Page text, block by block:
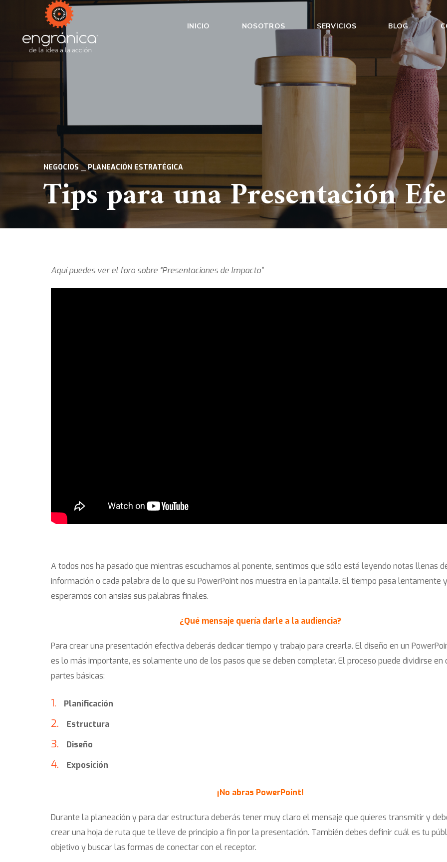
INICIO NOSOTROS SERVICIOS BLOG
NEGOCIOS PLANEACIÓN ESTRATÉGICA
Tips para una Presentación
Aquí puedes ver el foro sobre “Presentaciones de Impacto”
A todos nos ha pasado que mientras escuchamos al ponente, sentimos que sólo está leyendo notas llenas
información o cada palabra de lo que su PowerPoint nos muestra en la pantalla. El tiempo pasa lentamente y
esperamos con ansias sus palabras finales.
¿Qué mensaje quería darle a la audiencia?
Para crear una presentación efectiva deberás dedicar tiempo y trabajo para crearla. El diseño en un
es lo más importante, es solamente uno de los pasos que se deben completar. El proceso puede dividirse en
partes básicas:
Planificación
Estructura
Diseño
Exposición
¡No abras PowerPoint!
Durante la planeación y para dar estructura deberás tener muy claro el mensaje que quieres transmitir y
crear una hoja de ruta que te lleve de principio a fin por la presentación. También debes definir cuál es tu
objetivo y buscar las formas de conectar con el receptor.